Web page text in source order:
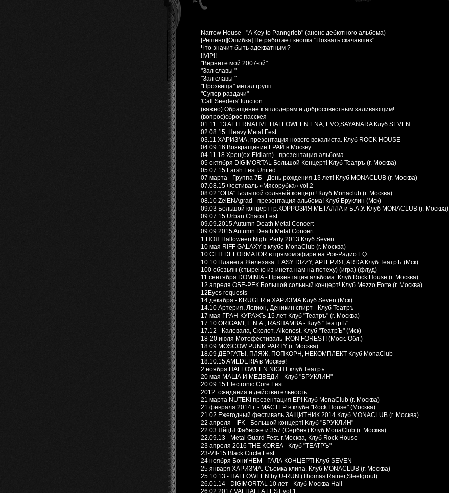
Narrow House - "A Key to Panngrieb" (анонс дебютного альбома)
[Решено][Ошибка] Не работает кнопка "Позвать скачавших"
Что значит быть адекватным ?
!!VIP!!
"Верните мой 2007-ой"
"Зал славы "
"Зал славы "
"Прозвища" метал групп.
"Супер раздачи"
'Call Seeders' function
(важно) Обращение к аплодерам и добросовестным заливающим!
(вопрос)сброс пасскея
01.11. 13 ALTERNATIVE HALLOWEEN ENA, EVO,SAYANARA Клуб SEVEN
02.08.15. Heavy Metal Fest
03.11 ХАРИЗМА, презентация нового вокалиста. Клуб ROCK HOUSE
04.09.16 Возвращение ГРАЙ в Москву
04.11.18 Хрен(ex-Eldiarn) - презентация альбома
05 октября DIGIMORTAL Большой Концерт! Клуб Театръ (г. Москва)
05.07.15 Farsh Fest United
07 марта - Группа 7Б - День рождения 13 лет! Клуб MONACLUB (г. Москва)
07.08.15 Фестиваль «Мясорубка» vol.2
08.02 "ОПА" Большой сольный концерт! Клуб Monaclub (г. Москва)
08.10 ZelENAgrad - презентация альбома! Клуб Бруклин (Мск)
09.03 Большой концерт гр.КОРРОЗИЯ МЕТАЛЛА и Б.А.У. Клуб MONACLUB (г. Москва)
09.07.15 Urban Chaos Fest
09.09.2015 Autumn Death Metal Concert
09.09.2015 Autumn Death Metal Concert
1 НОЯ Halloween Night Party 2013 Клуб Seven
10 мая RIFF GALAXY в клубе MonaClub (г. Москва)
10 СЕН DEFORMATOR в прямом эфире на Рок-Радио EQ
10.10 Планета Железяка: EASY DIZZY, АРТЕРИЯ, ARDA Клуб ТеатрЪ (Мск)
100 обезьян (стырено из инета нам на потеху) (игра) (флуд)
11 сентября DOMINIA - Презентация альбома. Клуб Rock House (г. Москва)
12 апреля ОБЕ-РЕК Большой сольный концерт! Клуб Mezzo Forte (г. Москва)
12Eyes requests
14 декабря - KRUGER и ХАРИЗМА Клуб Seven (Мск)
14.10 Артерия, Легион, Деникин спирт - Клуб Театръ
17 мая ГРАН-КУРАЖЪ 15 лет Клуб "Театръ" (г. Москва)
17.10 ORIGAMI, E.N.A., RASHAMBA - Клуб "ТеатрЪ"
17.12 - Калевала, Сколот, Alkonost. Клуб "ТеатрЪ" (Мск)
18-20 июля Мотофестиваль IRON FOREST! (Моск. Обл.)
18.09 MOSCOW PUNK PARTY (г. Москва)
18.09 ДЕРГАТЬ!, ПЛЯЖ, ПОПКОРН, НЕКОМПЛЕКТ Клуб MonaClub
18.10.15 AMEDERIA в Москве!
2 ноября HALLOWEEN NIGHT клуб Театръ
20 мая МАША И МЕДВЕДИ - Клуб "БРУКЛИН"
20.09.15 Electronic Core Fest
2012: ожидания и действительность.
21 марта NUTEKI презентация EP! Клуб MonaСlub (г. Москва)
21 февраля 2014 г. - МАСТЕР в клубе "Rock House" (Москва)
21.02 Ежегодный фестиваль ЗАЩИТНИК 2014 Клуб MONACLUB (г. Москва)
22 апреля - IFK - Большой концерт! Клуб "БРУКЛИН"
22.03 ЯйцЫ Фаберже и 357 (Сербия) Клуб MonaClub (г. Москва)
22.09.13 - Metal Guard Fest. г.Москва, Клуб Rock House
23 апреля 2016 THE KOREA - Клуб "ТЕАТРЪ"
23-VII-15 Black Circle Fest
24 ноября Бони'НЕМ - ГАЛА КОНЦЕРТ! Клуб SEVEN
25 января ХАРИЗМА. Съемка клипа. Клуб MONACLUB (г. Москва)
25.10.13 - HALLOWEEN by U-RUN (Thomas Rainer,Sleetgrout)
26.01.14 - DIGIMORTAL 10 лет - Клуб Москва Hall
26.02.2017 VALHALLA FEST vol.1